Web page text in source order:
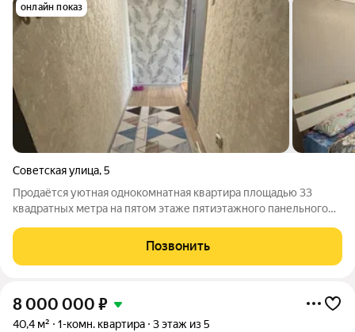
онлайн показ
Советская улица,5
Продаётся уютная однокомнатная квартира площадью 33
квадратных метра на пятом этаже пятиэтажного панельного
Кисловодске. Дом был построен в 1970 году и находится в
районе с развитой инфраструктурой
Позвонить
8 000 000 ₽
40,4 м² 1-комн. квартира 3 этаж из 5